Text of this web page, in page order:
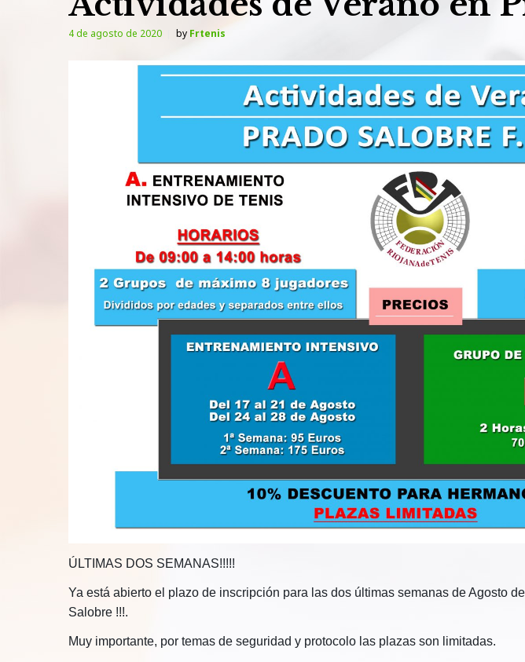
4 de agosto de 2020 by Frtenis
ÚLTIMAS DOS SEMANAS!!!!!
Ya está abierto el plazo de inscripción para las dos últimas semanas de Agosto
Salobre !!!.
Muy importante, por temas de seguridad y protocolo las plazas son limitadas.